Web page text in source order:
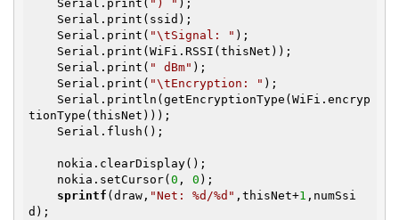
    Serial.print(
") " );
    Serial.print(
"\tSignal: " );
    Serial.print(
" dBm" );
    Serial.print(
"\tEncryption: " );
tionType(thisNet)));
    nokia.setCursor(
0 , 0 );
sprintf (draw, "Net: %d/%d" ,thisNet+1 ,numSsi
d);